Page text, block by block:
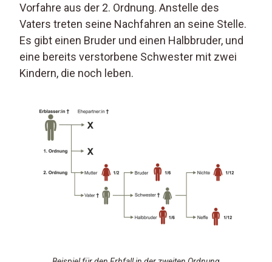
Vorfahre aus der 2. Ordnung. Anstelle des
Vaters treten seine Nachfahren an seine Stelle.
Es gibt einen Bruder und einen Halbbruder, und
eine bereits verstorbene Schwester mit zwei
Kindern, die noch leben.